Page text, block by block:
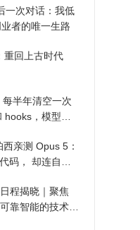
一次对话：我低
者的唯一生路
重回上古时代
半年清空一次
，模型自
亲测 Opus 5：
码， 却连自己
程揭晓｜聚焦
靠智能的技术路